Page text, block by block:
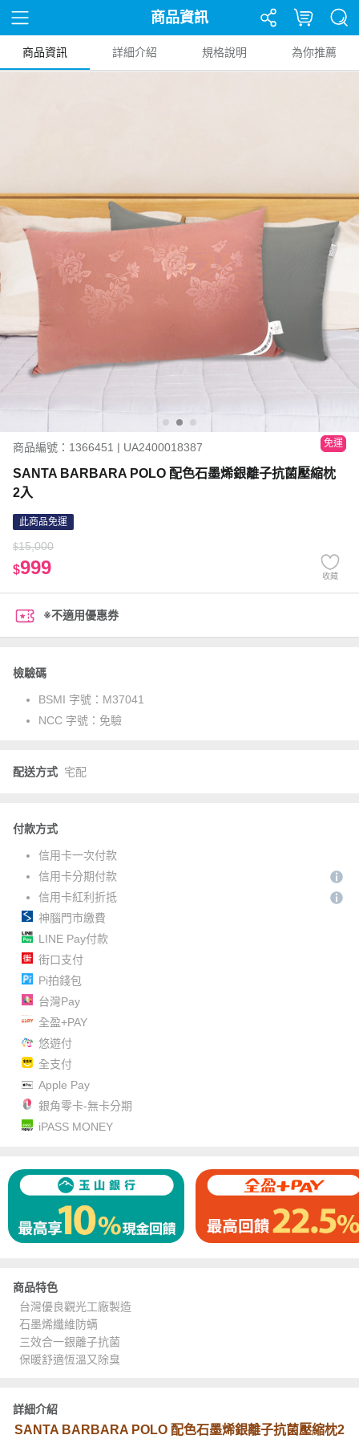
商品資訊
商品資訊 詳細介紹 規格說明 為你推薦
商品編號：1366451 | UA2400018387 免運
SANTA BARBARA POLO 配色石墨烯銀離子抗菌壓縮枕
2入
此商品免運
$15,000
$999 收藏
※不適用優惠券
檢驗碼
BSMI 字號： M37041
NCC 字號： 免驗
配送方式 宅配
付款方式
信用卡一次付款
信用卡分期付款
信用卡紅利折抵
神腦門市繳費
LINE Pay付款
街口支付
Pi拍錢包
台灣Pay
全盈+PAY
悠遊付
全支付
Apple Pay
銀角零卡-無卡分期
iPASS MONEY
商品特色
台灣優良觀光工廠製造
石墨烯纖維防螨
三效合一銀離子抗菌
保暖舒適恆溫又除臭
詳細介紹
SANTA BARBARA POLO 配色石墨烯銀離子抗菌壓縮枕2